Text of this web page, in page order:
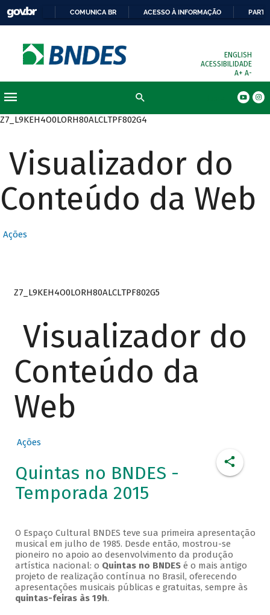
COMUNICA BR ACESSO À INFORMAÇÃO
ENGLISH
ACESSIBILIDADE
A+ A-
Z7_L9KEH4O0LORH80ALCLTPF802G4
Visualizador do
Conteúdo da Web
Ações
Z7_L9KEH4O0LORH80ALCLTPF802G5
Visualizador do
Conteúdo da
Web
Ações
Quintas no BNDES -
Temporada 2015
O Espaço Cultural BNDES teve sua primeira apresentação
musical em julho de 1985. Desde então, mostrou-se
pioneiro no apoio ao desenvolvimento da produção
artística nacional: o Quintas no BNDESé o mais antigo
projeto de realização contínua no Brasil, oferecendo
apresentações musicais públicas e gratuitas, sempre às
quintas-feiras às 19h.